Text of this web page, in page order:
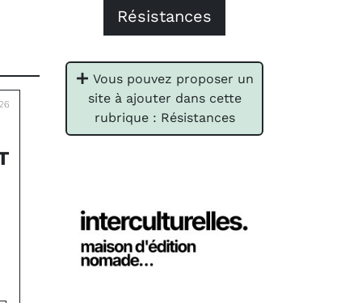
Résistances
Vous pouvez proposer un
site à ajouter dans cette
rubrique : Résistances